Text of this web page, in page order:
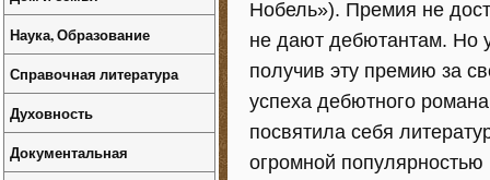
Нобель»). Премия не
не дают дебютантам. Но
получив эту премию за
успеха дебютного
посвятила себя
огромной
Наука, Образование
Справочная литература
Духовность
Документальная